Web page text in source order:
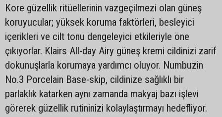
Kore güzellik ritüellerinin vazgeçilmezi olan güneş
koruyucular; yüksek koruma faktörleri, besleyici
içerikleri ve cilt tonu dengeleyici etkileriyle öne
çıkıyorlar. Klairs All-day Airy güneş kremi cildinizi zarif
dokunuşlarla korumaya yardımcı oluyor. Numbuzin
No.3 Porcelain Base-skip, cildinize sağlıklı bir
parlaklık katarken aynı zamanda makyaj bazı işlevi
görerek güzellik rutininizi kolaylaştırmayı hedefliyor.